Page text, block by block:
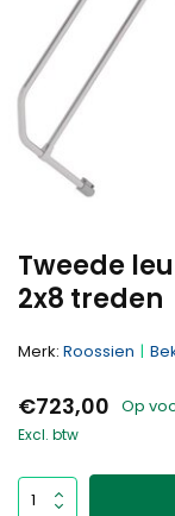
Tweede
2x8 treden
Merk: Roossien
€723,00 Op
Excl. btw